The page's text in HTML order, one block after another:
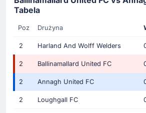
Tabela
Poz Drużyna
2 Harland And Wolff Welders
2 Ballinamallard United FC
2 Annagh United FC
2 Loughgall FC